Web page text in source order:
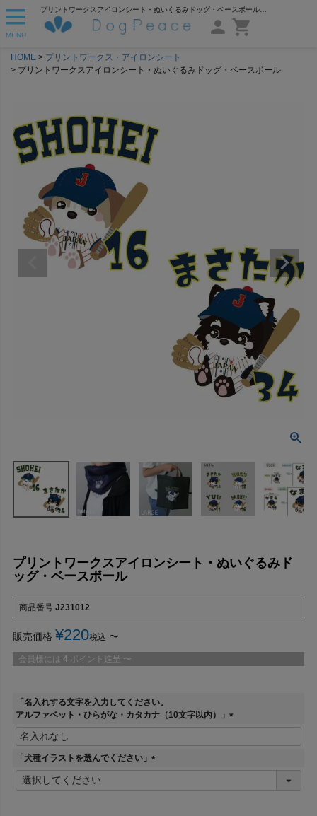
MENU
HOME
プリントワークス・アイロンシート
プリントワークスアイロンシート・ぬいぐるみドッグ・ベースボール
プリントワークスアイロンシート・ぬいぐるみド
ッグ・ベースボール
商品番号 J231012
販売価格 ¥220税込 〜
会員様には 4 ポイント進呈 〜
「名入れする文字を入力してください。
アルファベット・ひらがな・カタカナ（10文字以内）」
(
必
)
「犬種イラストを選んでください」
(